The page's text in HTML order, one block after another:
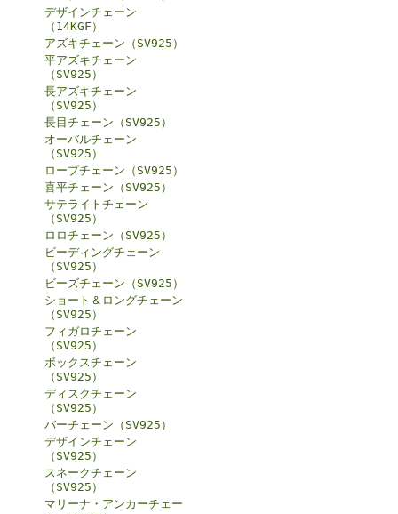
デザインチェーン
（14KGF）
アズキチェーン（SV925）
平アズキチェーン
（SV925）
長アズキチェーン
（SV925）
長目チェーン（SV925）
オーバルチェーン
（SV925）
ロープチェーン（SV925）
喜平チェーン（SV925）
サテライトチェーン
（SV925）
ロロチェーン（SV925）
ビーディングチェーン
（SV925）
ビーズチェーン（SV925）
ショート＆ロングチェーン
（SV925）
フィガロチェーン
（SV925）
ボックスチェーン
（SV925）
ディスクチェーン
（SV925）
バーチェーン（SV925）
デザインチェーン
（SV925）
スネークチェーン
（SV925）
マリーナ・アンカーチェー